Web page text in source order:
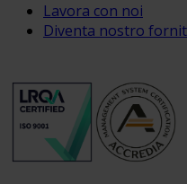
Lavora con noi
Diventa nostro